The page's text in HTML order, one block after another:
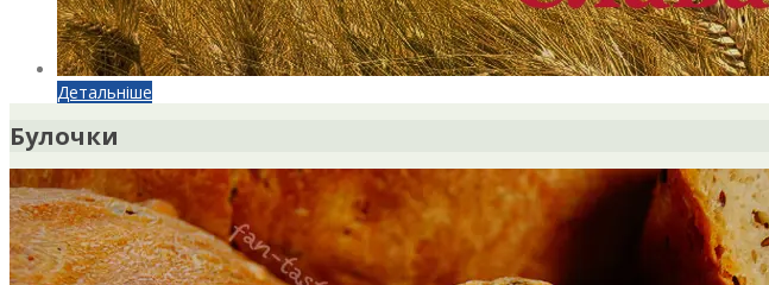
Детальніше
Булочки